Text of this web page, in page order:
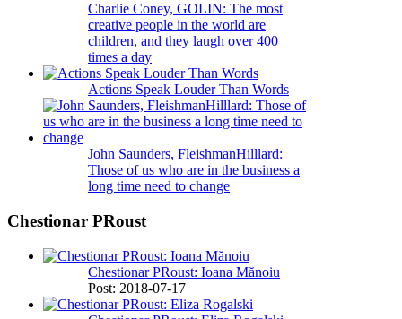
Charlie Coney, GOLIN: The most
creative people in the world are
children, and they laugh over 400
times a day
Actions Speak Louder Than Words
John Saunders, FleishmanHilllard:
Those of us who are in the business a
long time need to change
Chestionar PRoust
Chestionar PRoust: Ioana Mănoiu
Post: 2018-07-17